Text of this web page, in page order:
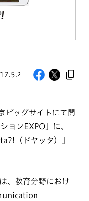
ビッグサイトにて開
ョンEXPO」に、
（ドヤッタ）」
、教育分野におけ